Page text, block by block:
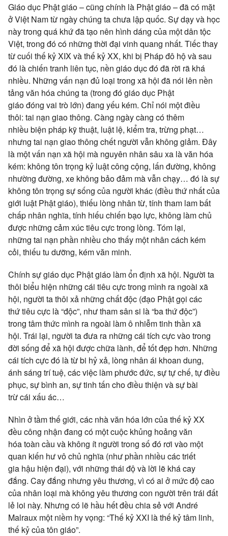
Giáo dục Phật giáo– cũng chính là Phật giáo– đã có mặt
ởViệt Namtừ ngàychúng tachưa lập quốc. Sự dạy và học
này trong quá khứđã tạo nên hình dáng của một dân tộc
Việt, trong đó có những thời đại vinh quang nhất. Tiếc thay
từ cuối thế kỷ XIX và thế kỷ XX, khi bị Pháp đô hộ và sau
đó là chiến tranh liên tục, nền giáo dụcđó đã rời rã khá
nhiều. Những vấn nạn đủ loại trong xã hội đã nói lên nền
tảng văn hóachúng ta (trong đógiáo dục Phật
giáođóng vai trò lớn) đang yếu kém. Chỉ nói một điều
thôi: tai nạn giao thông. Càng ngày càng có thêm
nhiều biện pháp kỹ thuật, luật lệ, kiểm tra, trừng phạt…
nhưng tai nạn giao thông chết người vẫn không giảm. Đây
là mộtvấn nạn xã hội mà nguyên nhân sâu xa làvăn hóa
kém: không tôn trọng kỷ luậtcông cộng, lấn đường, không
nhường đường, xe không bảo đảm mà vẫn chạy… đó là sự
không tôn trọng sự sống của người khác (điều thứ nhất của
giới luật Phật giáo), thiếu lòng nhân từ, tính tham lambất
chấp nhân nghĩa, tính hiếu chiến bạo lực, không làm chủ
được những cảm xúctiêu cựctrong lòng. Tóm lại,
những tai nạn phần nhiều cho thấy một nhân cách kém
cỏi, thiếu tu dưỡng, kémvăn minh.
Chính sự giáodục Phậtgiáo làm ổn định xã hội. Người ta
thôi biểu hiện những cái tiêu cựctrong mình ra ngoài xã
hội, người ta thôi xả những chất độc (đạo Phậtgọi các
thứtiêu cực là “độc”, nhưtham sân si là “ba thứ độc”)
trong tâm thức mình ra ngoài làmô nhiễmtinh thần xã
hội. Trái lại, người ta đưa ra những cái tích cựcvàotrong
đời sống đểxã hội được chữa lành, đểtốt đẹp hơn. Những
cái tích cựcđó làtừ bi hỷ xả, lòng nhân ái khoan dung,
ánh sáng trítuệ, cácviệc làmphước đức, sự tự chế, tựđiều
phục, sựbình an, sựtinh tấn cho điều thiện và sựbài
trừcái xấu ác…
Nhìn ở tầmthế giới, các nhàvăn hóa lớn của thế kỷ XX
đều công nhận đang có một cuộc khủng hoảng văn
hóatoàn cầu và không ít người trong số đó rơi vào một
quan kiến hư vô chủ nghĩa (như phần nhiều cáctriết
gia hậu hiện đại), với những thái độvà lời lẽ khácay
đắng. Cay đắng nhưng yêu thương, vì có ai ở mức độ cao
của nhân loại mà không yêu thương con người trên trái đất
lẻ loi này. Nhưng có lẽ hầu hết đều chia sẻ với André
Malraux một niềm hy vọng: “Thế kỷ XXI là thế kỷtâm linh,
thế kỷ của tôn giáo”.